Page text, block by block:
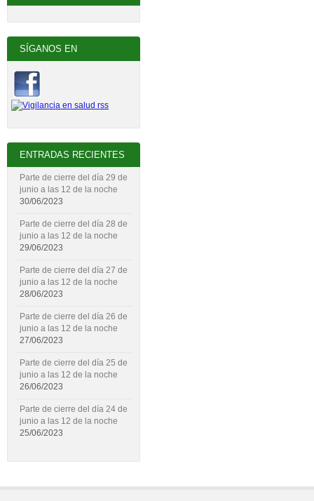
SÍGANOS EN
ENTRADAS RECIENTES
Parte de cierre del día 29 de
junio a las 12 de la noche
30/06/2023
Parte de cierre del día 28 de
junio a las 12 de la noche
29/06/2023
Parte de cierre del día 27 de
junio a las 12 de la noche
28/06/2023
Parte de cierre del día 26 de
junio a las 12 de la noche
27/06/2023
Parte de cierre del día 25 de
junio a las 12 de la noche
26/06/2023
Parte de cierre del día 24 de
junio a las 12 de la noche
25/06/2023